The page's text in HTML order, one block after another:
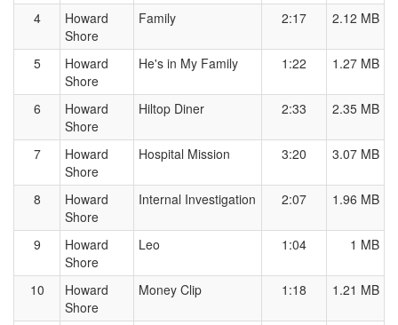
4
Howard
Shore
Family 2:17 2.12 MB
5
Howard
Shore
He's in My Family 1:22 1.27 MB
6
Howard
Shore
Hiltop Diner 2:33 2.35 MB
7
Howard
Shore
Hospital Mission 3:20 3.07 MB
8
Howard
Shore
Internal Investigation 2:07 1.96 MB
9
Howard
Shore
Leo 1:04 1 MB
10
Howard
Shore
Money Clip 1:18 1.21 MB